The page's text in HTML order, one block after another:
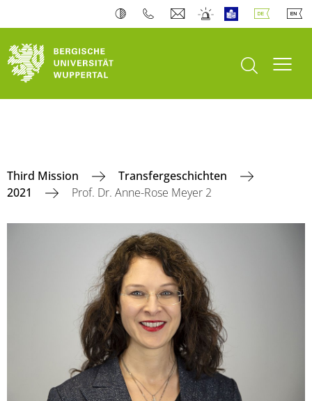
Suche öffnen
Third Mission
Transfergeschichten
2021
Prof. Dr. Anne-Rose Meyer 2